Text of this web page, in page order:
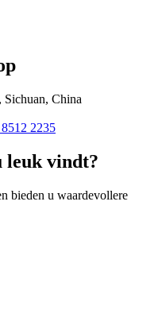
China
2235
leuk vindt?
bieden u waardevollere